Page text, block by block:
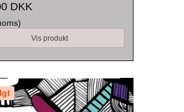
DKK
Vis produkt